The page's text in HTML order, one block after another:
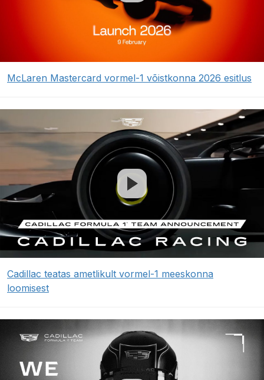
McLaren Mastercard vormel-1 võistkonna 2026 esitlus
Cadillac teatas ametlikult vormel-1 meeskonna
loomisest